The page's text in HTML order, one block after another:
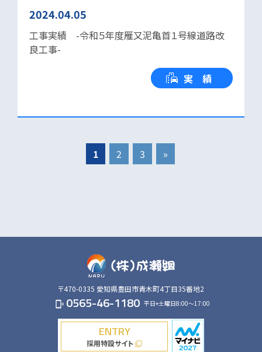
2024.04.05
工事実績 -令和５年度雁又泥亀首１号線道路改
良工事-
実 績
1 2 3 »
〒470-0335 愛知県豊田市青木町4丁目35番地2
phonelink_ring 0565-46-1180 平日+土曜日8:00～17:00
ENTRY
採用特設サイトfilter_none